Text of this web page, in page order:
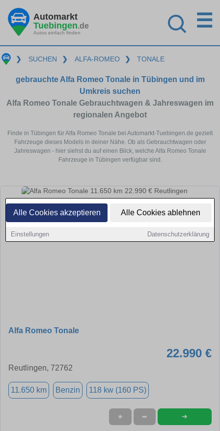
Alle Cookies akzeptieren Alle Cookies ablehnen
Einstellungen Datenschutzerklärung
Automarkt
Tuebingen.de
Autos einfach finden
☰
❯ SUCHEN ❯ ALFA-ROMEO ❯ TONALE
gebrauchte Alfa Romeo Tonale in Tübingen und im
Umkreis suchen
Alfa Romeo Tonale Gebrauchtwagen & Jahreswagen im
regionalen Angebot
Finde in Tübingen für Alfa Romeo Tonale bei Automarkt-Tuebingen.de gezielt
Fahrzeuge dieses Models in deiner Nähe. Ob als Gebrauchtwagen oder
Jahreswagen - hier siehst du auf einen Blick, welche Alfa Romeo Tonale
Fahrzeuge in Tübingen verfügbar sind.
Alfa Romeo Tonale
22.990 €
Reutlingen, 72762
11.650 km Benzin 118 kw (160 PS)
★ ➦ ➜